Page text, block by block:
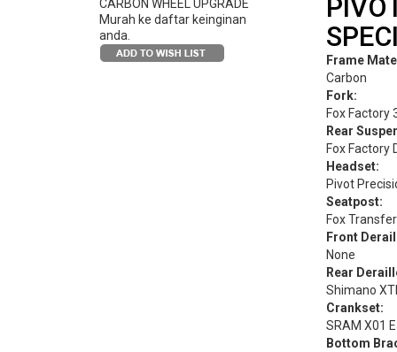
Frame
Carbon
Fork:
Fox Factory
Rear
Fox Factory
Headset:
Pivot
Seatpost:
Fox
Front
None
Rear
Shimano
Crankset:
SRAM X01
Bottom
CARBON WHEEL UPGRADE
Murah ke daftar keinginan
anda.